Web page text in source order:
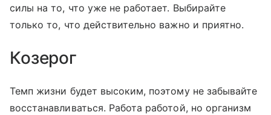
силы на то, что уже не работает. Выбирайте
только то, что действительно важно и приятно.
Козерог
Темп жизни будет высоким, поэтому не забывайте
восстанавливаться. Работа работой, но организм